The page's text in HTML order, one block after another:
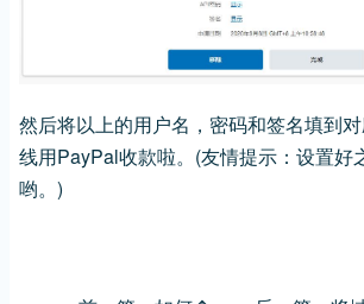
然后将以上的用户名，密码和签名填到
线用PayPal收款啦。(友情提示：设置好
哟。)